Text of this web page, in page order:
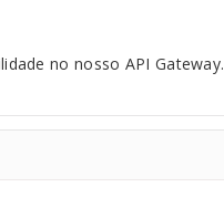
no nosso API Gateway.